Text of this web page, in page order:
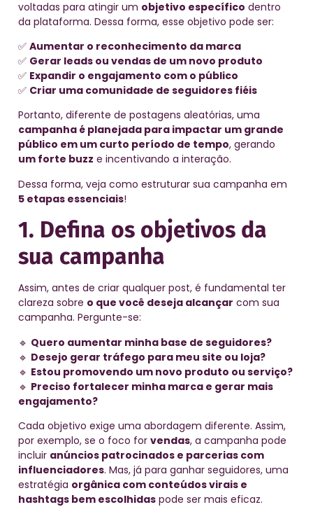
voltadas para atingir um objetivo específico dentro
da plataforma. Dessa forma, esse objetivo pode ser:
✅ Aumentar o reconhecimento da marca
✅ Gerar leads ou vendas de um novo produto
✅ Expandir o engajamento com o público
✅ Criar uma comunidade de seguidores fiéis
Portanto, diferente de postagens aleatórias, uma
campanha é planejada para impactar um grande
público em um curto período de tempo, gerando
um forte buzz e incentivando a interação.
Dessa forma, veja como estruturar sua campanha em
5 etapas essenciais!
1. Defina os objetivos da
sua campanha
Assim, antes de criar qualquer post, é fundamental ter
clareza sobre o que você deseja alcançar com sua
campanha. Pergunte-se:
🔹 Quero aumentar minha base de seguidores?
🔹 Desejo gerar tráfego para meu site ou loja?
🔹 Estou promovendo um novo produto ou serviço?
🔹 Preciso fortalecer minha marca e gerar mais
engajamento?
Cada objetivo exige uma abordagem diferente. Assim,
por exemplo, se o foco for vendas, a campanha pode
incluir anúncios patrocinados e parcerias com
influenciadores. Mas, já para ganhar seguidores, uma
estratégia orgânica com conteúdos virais e
hashtags bem escolhidas pode ser mais eficaz.